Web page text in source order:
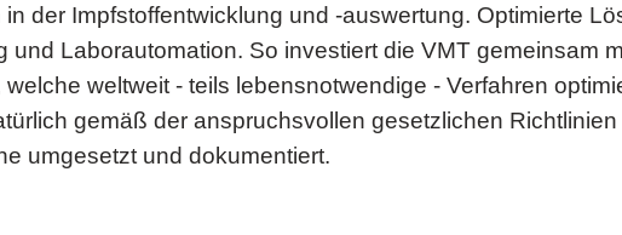
der Impfstoffentwicklung und -auswertung. Optimierte
und Laborautomation. So investiert die VMT gemeinsam
welche weltweit - teils lebensnotwendige - Verfahren
gemäß der anspruchsvollen gesetzlichen
umgesetzt und dokumentiert.